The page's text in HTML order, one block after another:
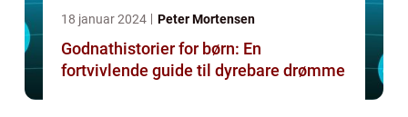
18 januar 2024 Peter Mortensen
Godnathistorier for børn: En
fortvivlende guide til dyrebare drømme